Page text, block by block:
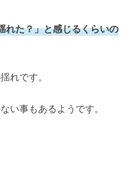
れた？」と感じるくらいの
れです。
い事もあるようです。